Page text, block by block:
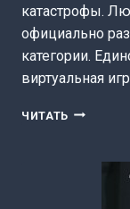
катастрофы.
официально
категории.
виртуальная
ЧИТАТЬ МИР